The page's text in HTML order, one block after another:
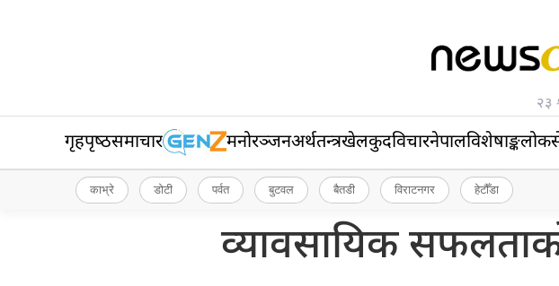
२३
गृहपृष्‍ठसमाचार मनोरञ्जनअर्थतन्त्रखेलकुदविचारनेपालविशेषाङ्क
काभ्रे डोटी पर्वत बुटवल बैतडी विराटनगर हेटौँडा
व्यावसायिक